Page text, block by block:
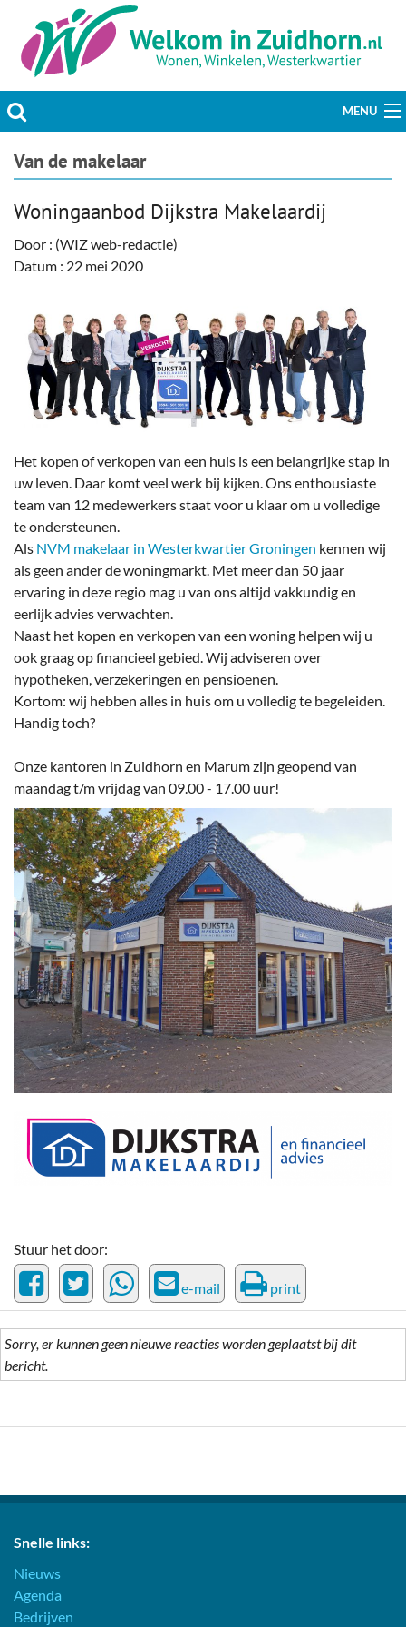
MENU
Actueel
Welzijn & Maatschappij
Prikbord & Aanbiedingen
Plaats bericht
Van de makelaar
Woningaanbod Dijkstra Makelaardij
Door : (WIZ web-redactie)
Datum : 22 mei 2020
Het kopen of verkopen van een huis is een belangrijke stap in
uw leven. Daar komt veel werk bij kijken. Ons enthousiaste
team van 12 medewerkers staat voor u klaar om u volledige
te ondersteunen.
Als NVM makelaar in Westerkwartier Groningen kennen wij
als geen ander de woningmarkt. Met meer dan 50 jaar
ervaring in deze regio mag u van ons altijd vakkundig en
eerlijk advies verwachten.
Naast het kopen en verkopen van een woning helpen wij u
ook graag op financieel gebied. Wij adviseren over
hypotheken, verzekeringen en pensioenen.
Kortom: wij hebben alles in huis om u volledig te begeleiden.
Handig toch?
Onze kantoren in Zuidhorn en Marum zijn geopend van
maandag t/m vrijdag van 09.00 - 17.00 uur!
Stuur het door:
e-mail print
Sorry, er kunnen geen nieuwe reacties worden geplaatst bij dit
bericht.
Snelle links:
Nieuws
Agenda
Bedrijven